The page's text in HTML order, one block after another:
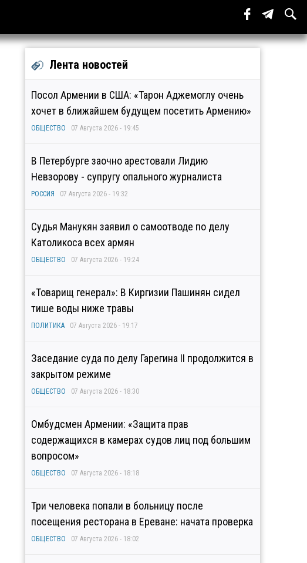
Лента новостей
Посол Армении в США: «Тарон Аджемоглу очень
хочет в ближайшем будущем посетить Армению»
ОБЩЕСТВО 07 Августа 2026 - 19:45
В Петербурге заочно арестовали Лидию
Невзорову - супругу опального журналиста
РОССИЯ 07 Августа 2026 - 19:32
Судья Манукян заявил о самоотводе по делу
Католикоса всех армян
ОБЩЕСТВО 07 Августа 2026 - 19:24
«Товарищ генерал»: В Киргизии Пашинян сидел
тише воды ниже травы
ПОЛИТИКА 07 Августа 2026 - 19:17
Заседание суда по делу Гарегина II продолжится в
закрытом режиме
ОБЩЕСТВО 07 Августа 2026 - 18:30
Омбудсмен Армении: «Защита прав
содержащихся в камерах судов лиц под большим
вопросом»
ОБЩЕСТВО 07 Августа 2026 - 18:18
Три человека попали в больницу после
посещения ресторана в Ереване: начата проверка
ОБЩЕСТВО 07 Августа 2026 - 18:02